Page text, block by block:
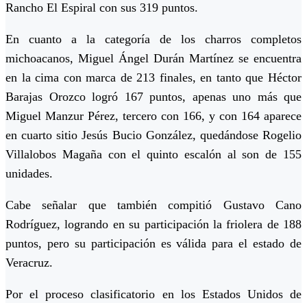
Rancho El Espiral con sus 319 puntos.
En cuanto a la categoría de los charros completos
michoacanos, Miguel Ángel Durán Martínez se encuentra
en la cima con marca de 213 finales, en tanto que Héctor
Barajas Orozco logró 167 puntos, apenas uno más que
Miguel Manzur Pérez, tercero con 166, y con 164 aparece
en cuarto sitio Jesús Bucio González, quedándose Rogelio
Villalobos Magaña con el quinto escalón al son de 155
unidades.
Cabe señalar que también compitió Gustavo Cano
Rodríguez, logrando en su participación la friolera de 188
puntos, pero su participación es válida para el estado de
Veracruz.
Por el proceso clasificatorio en los Estados Unidos de